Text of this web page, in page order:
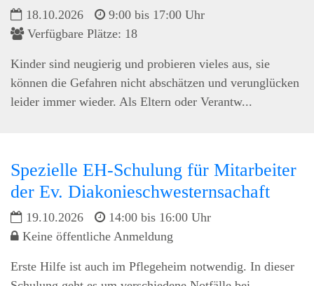
18.10.2026
9:00 bis 17:00 Uhr
Verfügbare Plätze: 18
Kinder sind neugierig und probieren vieles aus, sie
können die Gefahren nicht abschätzen und verunglücken
leider immer wieder. Als Eltern oder Verantw...
Spezielle EH-Schulung für Mitarbeiter
der Ev. Diakonieschwesternsachaft
19.10.2026
14:00 bis 16:00 Uhr
Keine öffentliche Anmeldung
Erste Hilfe ist auch im Pflegeheim notwendig. In dieser